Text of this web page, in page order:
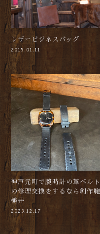
レザービジネスバッグ
2015.01.11
神戸元町で腕時計の革ベルト
の修理交換をするなら創作鞄
槌井
2023.12.17